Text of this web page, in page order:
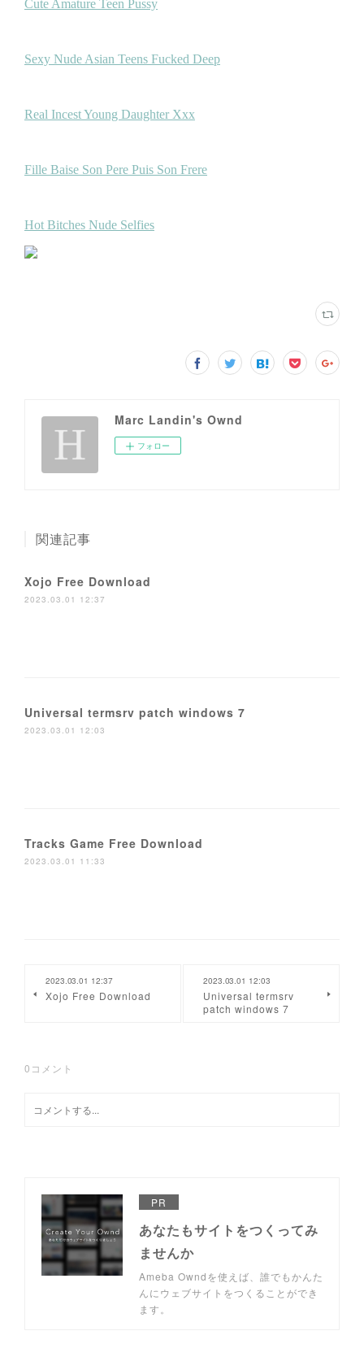
Marc Landin's Ownd
フォロー
関連記事
Xojo Free Download
2023.03.01 12:37
Universal termsrv patch windows 7
2023.03.01 12:03
Tracks Game Free Download
2023.03.01 11:33
2023.03.01 12:37
Xojo Free Download
2023.03.01 12:03
Universal termsrv
patch windows 7
0 コメント
PR
あなたもサイトをつくってみ
ませんか
Ameba Owndを使えば、誰でもかんた
んにウェブサイトをつくることができ
ます。